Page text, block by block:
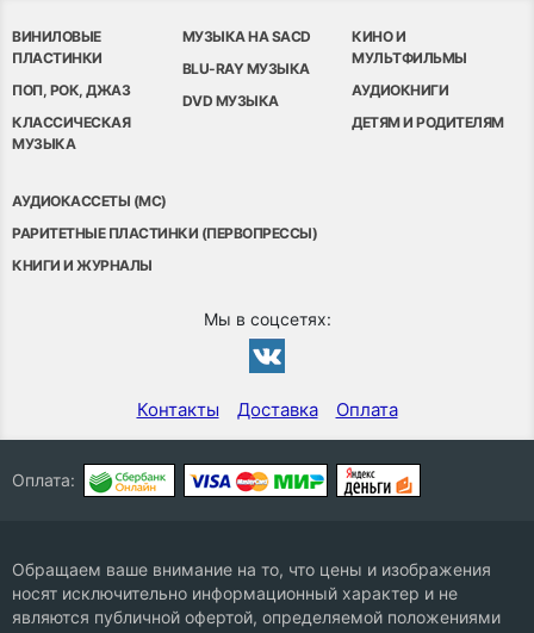
ВИНИЛОВЫЕ
ПЛАСТИНКИ
ПОП, РОК, ДЖАЗ
КЛАССИЧЕСКАЯ
МУЗЫКА
МУЗЫКА НА SACD
BLU-RAY МУЗЫКА
DVD МУЗЫКА
КИНО И
МУЛЬТФИЛЬМЫ
АУДИОКНИГИ
ДЕТЯМ И РОДИТЕЛЯМ
АУДИОКАССЕТЫ (MC)
РАРИТЕТНЫЕ ПЛАСТИНКИ (ПЕРВОПРЕССЫ)
КНИГИ И ЖУРНАЛЫ
Мы в соцсетях:
Контакты Доставка Оплата
Оплата:
Обращаем ваше внимание на то, что цены и изображения
носят исключительно информационный характер и не
являются публичной офертой, определяемой положениями